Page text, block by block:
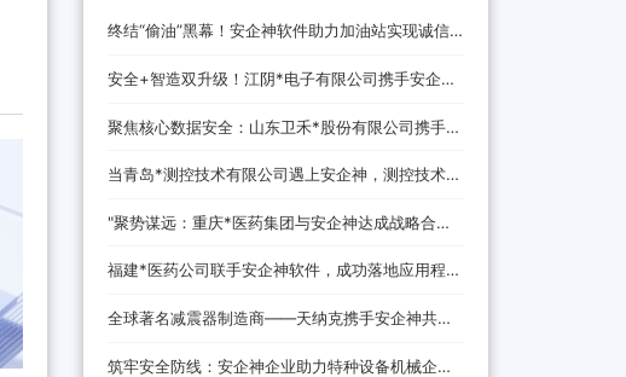
终结“偷油”黑幕！安企神软件助力加油站实现诚信
经营，挽回消费者信任
安全+智造双升级！江阴*电子有限公司携手安企神
开启企业防护新时代！
聚焦核心数据安全：山东卫禾*股份有限公司携手安
企神软件构建防泄密屏障！
当青岛*测控技术有限公司遇上安企神，测控技术数
据安全将迎来哪些新变化？
‌"聚势谋远：重庆*医药集团与安企神达成战略合
作，探索医药+科技融合发展新路径！
福建*医药公司联手安企神软件，成功落地应用程
序、网站黑名单设置与USB管控方案！
全球著名减震器制造商——天纳克携手安企神共筑
安全制造新防线
筑牢安全防线：安企神企业助力特种设备机械企业